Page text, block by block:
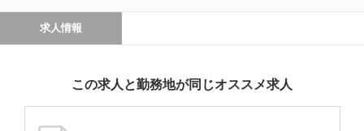
求人情報
この求人と勤務地が同じオススメ求人